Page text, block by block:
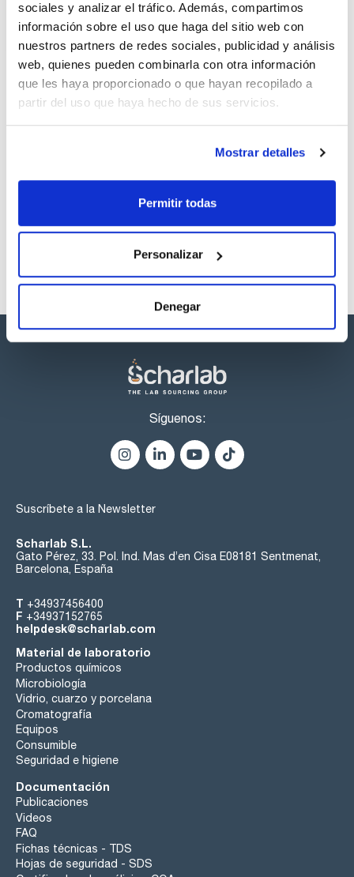
sociales y analizar el tráfico. Además, compartimos
información sobre el uso que haga del sitio web con
nuestros partners de redes sociales, publicidad y análisis
web, quienes pueden combinarla con otra información
que les haya proporcionado o que hayan recopilado a
partir del uso que haya hecho de sus servicios.
Mostrar detalles
Permitir todas
Personalizar
Denegar
[66063-05-6] (1)
Disolvente
Acetonitrile
Envase
Ampoule
Volumen
Referencia
Envase
x1mL
Precio
Disponibilidad
Ver stock
Síguenos:
Suscríbete a la Newsletter
Scharlab S.L.
Gato Pérez, 33. Pol. Ind. Mas d’en Cisa E08181 Sentmenat,
Barcelona, España
T +34937456400
F +34937152765
helpdesk@scharlab.com
Material de laboratorio
Productos químicos
Microbiología
Vidrio, cuarzo y porcelana
Cromatografía
Equipos
Consumible
Seguridad e higiene
Documentación
Publicaciones
Videos
FAQ
Fichas técnicas - TDS
Hojas de seguridad - SDS